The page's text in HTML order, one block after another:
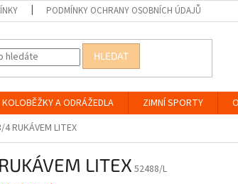
PODMÍNKY OCHRANY OSOBNÍCH ÚDAJŮ
HLEDAT
KOLOBĚŽKY A ODRÁŽEDLA ZIMNÍ SPORTY
RUKÁVEM LITEX
LITEX52488/L